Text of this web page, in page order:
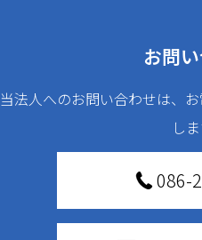
お問
当法人へのお問い合わせは、
しま
086-